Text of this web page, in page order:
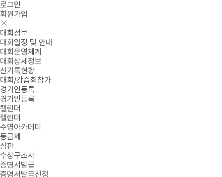
로그인
회원가입
대회정보
대회일정 및 안내
대회운영체계
대회상세정보
신기록현황
대회/강습회참가
경기인등록
경기인등록
캘린더
캘린더
수영아카데미
등급제
심판
수상구조사
증명서발급
증명서발급신청